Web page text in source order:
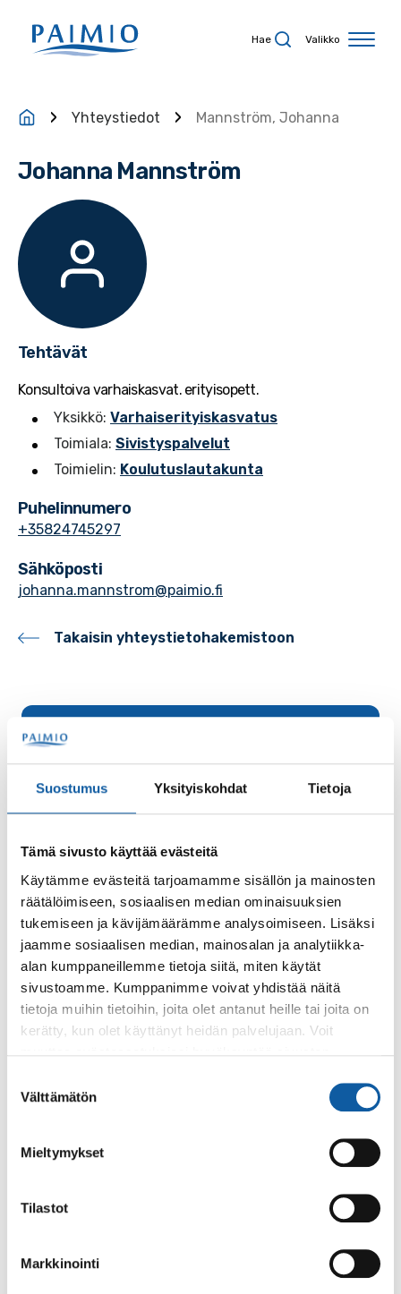
Suostumus Yksityiskohdat Tietoja
Tämä sivusto käyttää evästeitä
Käytämme evästeitä tarjoamamme sisällön ja mainosten
räätälöimiseen, sosiaalisen median ominaisuuksien
tukemiseen ja kävijämäärämme analysoimiseen. Lisäksi
jaamme sosiaalisen median, mainosalan ja analytiikka-
alan kumppaneillemme tietoja siitä, miten käytät
sivustoamme. Kumppanimme voivat yhdistää näitä
tietoja muihin tietoihin, joita olet antanut heille tai joita on
kerätty, kun olet käyttänyt heidän palvelujaan. Voit
valinta
Välttämätön
Mieltymykset
Tilastot
Markkinointi
Hae Valikko
Yhteystiedot Mannström, Johanna
Johanna Mannström
Tehtävät
Konsultoiva varhaiskasvat. erityisopett.
Yksikkö: Varhaiserityiskasvatus
Toimiala: Sivistyspalvelut
Toimielin: Koulutuslautakunta
Puhelinnumero
+35824745297
Sähköposti
johanna.mannstrom@paimio.fi
Takaisin yhteystietohakemistoon
Käyntiosoite: Vistantie 18
Postiosoite: PL 50, 21531 PAIMIO
Vaihde: (02) 474 511
Sähköposti:paimio.kaupunki@paimio.fi
Paimio-tieto
Tietoa Paimiosta
Kuntakortti